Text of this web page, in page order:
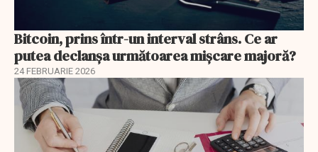
Bitcoin, prins într-un interval strâns. Ce ar
putea declanșa următoarea mișcare majoră?
24 FEBRUARIE 2026